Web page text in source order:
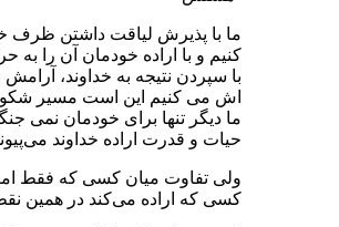
ما با پذیرش لیاقت داشتن ظرف
کنیم و با اراده خودمان آن را به
با سپردن نتیجه به خداوند،
اش می کنیم این است مسیر
ما دیگر تنها برای خودمان نمی
حیات و قدرت اراده خداوند
ولی تفاوت میان کسی که فقط
کسی که اراده می‌کند در همین